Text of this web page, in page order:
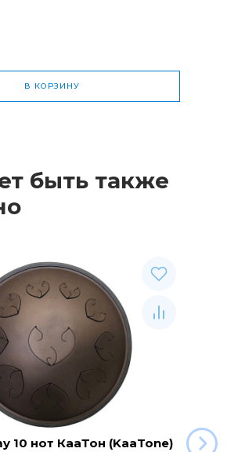
В КОРЗИНУ
быть также
10 нот КааТон (KaaTone)